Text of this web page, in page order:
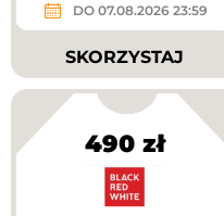
DO 07.08.2026 23:59
SKORZYSTAJ
490 zł